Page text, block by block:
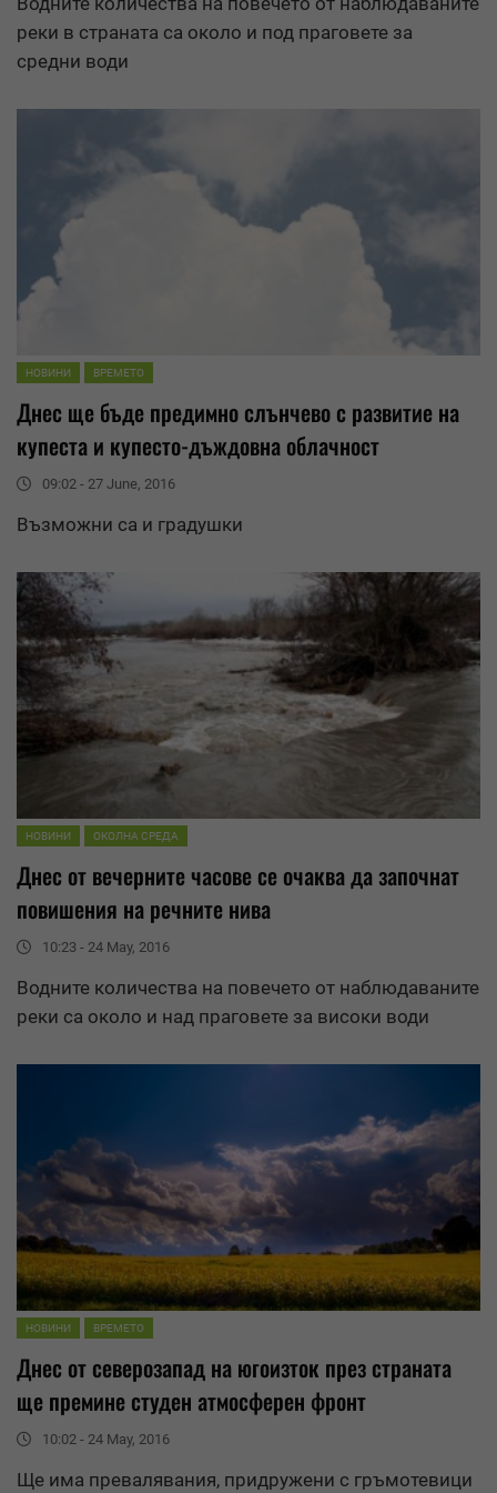
реки в страната са около и под праговете за
средни води
НОВИНИ ВРЕМЕТО
Днес ще бъде предимно слънчево с развитие на
купеста и купесто-дъждовна облачност
09:02 - 27 June, 2016
Възможни са и градушки
НОВИНИ ОКОЛНА СРЕДА
Днес от вечерните часове се очаква да започнат
повишения на речните нива
10:23 - 24 May, 2016
Водните количества на повечето от наблюдаваните
реки са около и над праговете за високи води
НОВИНИ ВРЕМЕТО
Днес от северозапад на югоизток през страната
ще премине студен атмосферен фронт
10:02 - 24 May, 2016
Ще има превалявания, придружени с гръмотевици